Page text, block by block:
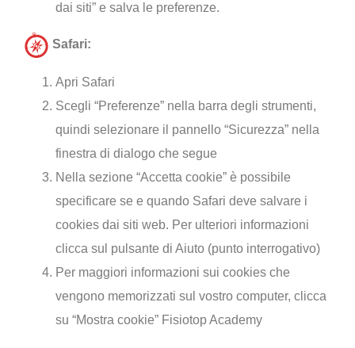
dai siti” e salva le preferenze.
Safari:
Apri Safari
Scegli “Preferenze” nella barra degli strumenti,
quindi selezionare il pannello “Sicurezza” nella
finestra di dialogo che segue
Nella sezione “Accetta cookie” è possibile
specificare se e quando Safari deve salvare i
cookies dai siti web. Per ulteriori informazioni
clicca sul pulsante di Aiuto (punto interrogativo)
Per maggiori informazioni sui cookies che
vengono memorizzati sul vostro computer, clicca
su “Mostra cookie” Fisiotop Academy